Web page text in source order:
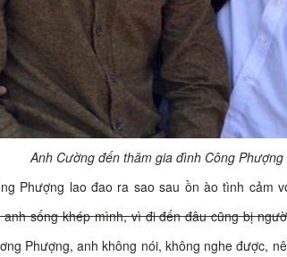
Anh Cường đến thăm gia đình Công Phượng
Phượng lao đao ra sao sau ồn ào tình cảm
sống khép mình, vì đi đến đâu cũng bị
Phượng, anh không nói, không nghe được,